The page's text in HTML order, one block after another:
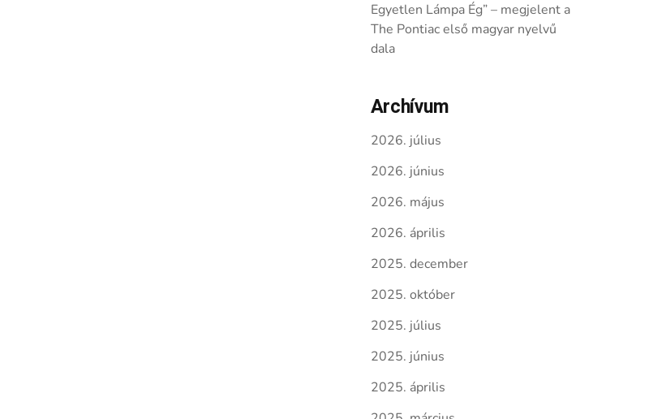
Egyetlen Lámpa Ég” – megjelent a
The Pontiac első magyar nyelvű
dala
Archívum
2026. július
2026. június
2026. május
2026. április
2025. december
2025. október
2025. július
2025. június
2025. április